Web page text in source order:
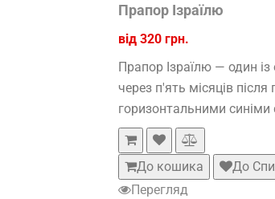
Прапор Ізраїлю
від 320 грн.
Прапор Ізраїлю — один
через п'ять місяців
горизонтальними синіми
До кошика До
Перегляд